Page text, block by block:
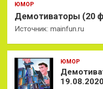
ЮМОР
Демотиваторы (20
Источник: mainfun.ru
ЮМОР
19.08.2020